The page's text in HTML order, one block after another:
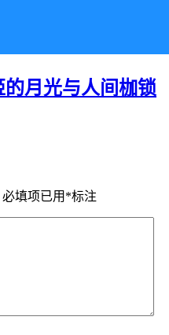
月光与人间枷锁
必填项已用 *标注